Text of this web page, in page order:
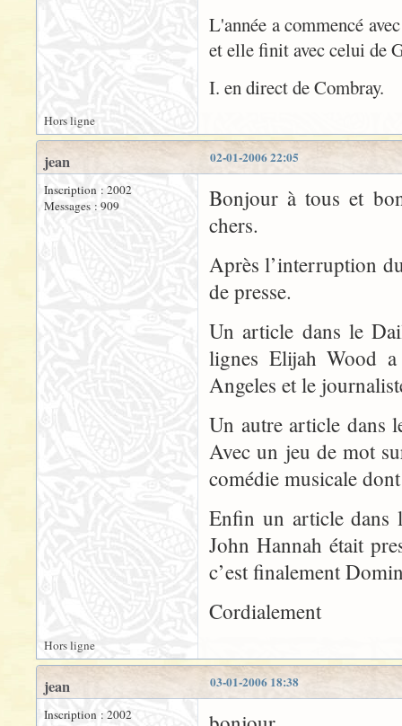
L'année a commencé
et elle finit avec celui de
I. en direct de Combray.
Hors ligne
02-01-2006 22:05
jean
Inscription : 2002
Messages : 909
Bonjour à tous et
chers.
Après l’interruption
de presse.
Un article dans le
lignes Elijah Wood
Angeles et le
Un autre article
Avec un jeu de mot
comédie musicale
Enfin un article
John Hannah était
c’est finalement
Cordialement
Hors ligne
03-01-2006 18:38
jean
Inscription : 2002